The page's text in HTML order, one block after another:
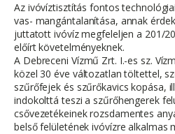
Az ivóvíztisztítás fontos
vas- mangántalanítása, annak
juttatott ivóvíz megfeleljen a 201/
előírt követelményeknek.
A Debreceni Vízmű Zrt. I.-es sz.
közel 30 éve változatlan töltettel,
szűrőfejek és szűrőkavics kopása,
indokolttá teszi a szűrőhengerek
csővezetékeinek rozsdamentes
belső felületének ivóvízre